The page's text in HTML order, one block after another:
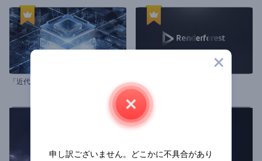
「壮大」ロゴ動画
申し訳ございません。どこかに不具合があり